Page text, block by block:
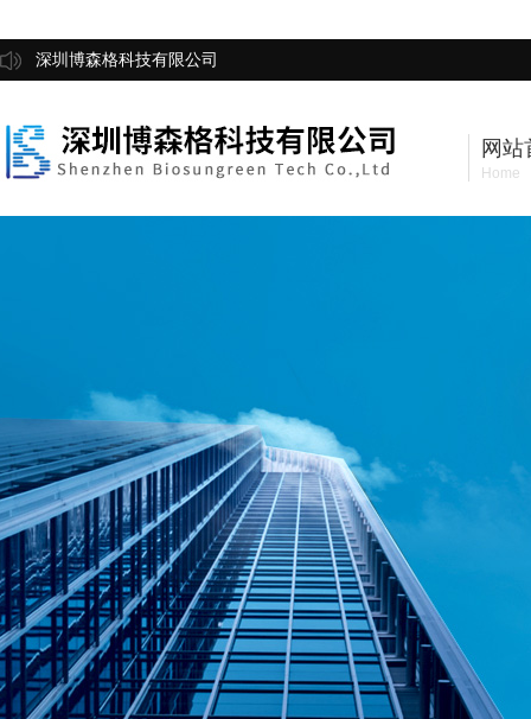
深圳博森格科技有限公司
网站
Home